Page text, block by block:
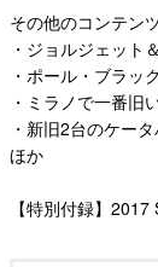
その他のコンテン
・ジョルジェッ
・ポール・ブラッ
・ミラノで一番旧
・新旧2台のケー
ほか
【特別付録】